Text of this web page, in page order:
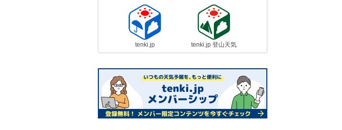
tenki.jp tenki.jp 登山天気